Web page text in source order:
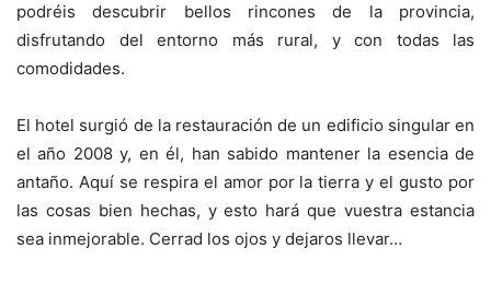
podréis descubrir bellos rincones de la provincia,
disfrutando del entorno más rural, y con todas las
comodidades.
El hotel surgió de la restauración de un edificio singular en
el año 2008 y, en él, han sabido mantener la esencia de
antaño. Aquí se respira el amor por la tierra y el gusto por
las cosas bien hechas, y esto hará que vuestra estancia
sea inmejorable. Cerrad los ojos y dejaros llevar…